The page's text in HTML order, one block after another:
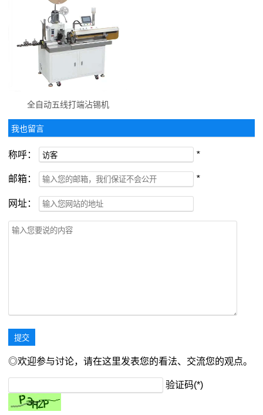
全自动五线打端沾锡机
我也留言
称呼： *
邮箱： *
网址：
◎欢迎参与讨论，请在这里发表您的看法、交流您的观点。
验证码(*)